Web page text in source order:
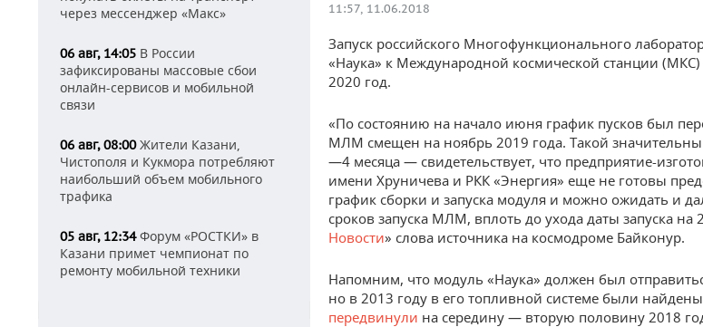
через мессенджер «Макс»
06 авг, 14:05 В России
зафиксированы массовые сбои
онлайн-сервисов и мобильной
связи
06 авг, 08:00Жители Казани,
Чистополя и Кукмора потребляют
наибольший объем мобильного
трафика
05 авг, 12:34Форум «РОСТКИ» в
Казани примет чемпионат по
ремонту мобильной техники
11:57, 11.06.2018
Запуск российского Многофункционального
«Наука» к Международной космической станции
2020 год.
«По состоянию на начало июня график пусков был
МЛМ смещен на ноябрь 2019 года. Такой
—4 месяца — свидетельствует, что предприятие-
имени Хруничева и РКК «Энергия» еще не готовы
график сборки и запуска модуля и можно ожидать и
сроков запуска МЛМ, вплоть до ухода даты запуска на
Новости» слова источника на космодроме Байконур.
Напомним, что модуль «Наука» должен был
но в 2013 году в его топливной системе были найдены
передвинули на середину — вторую половину 2018